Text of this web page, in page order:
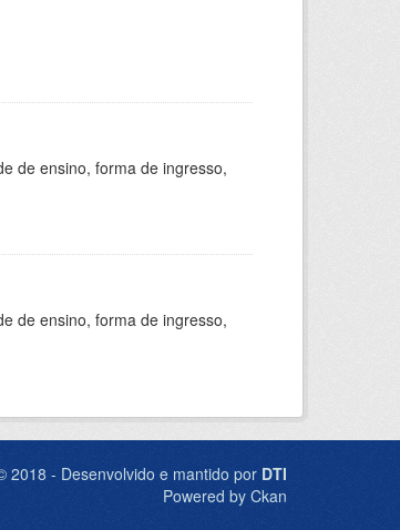
de ensino, forma de ingresso,
de ensino, forma de ingresso,
2018 - Desenvolvido e mantido por DTI
Powered by Ckan